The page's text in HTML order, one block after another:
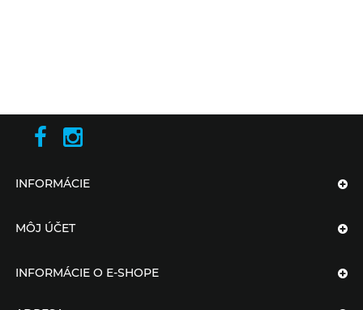
INFORMÁCIE
MÔJ ÚČET
INFORMÁCIE O E-SHOPE